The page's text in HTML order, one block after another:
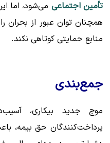
تأمین اجتماعی می‌شود، اما
همچنان توان عبور از بحران
منابع حمایتی کوتاهی نکند.
جمع‌بندی
موج جدید بیکاری،
پرداخت‌کنندگان حق بیمه،